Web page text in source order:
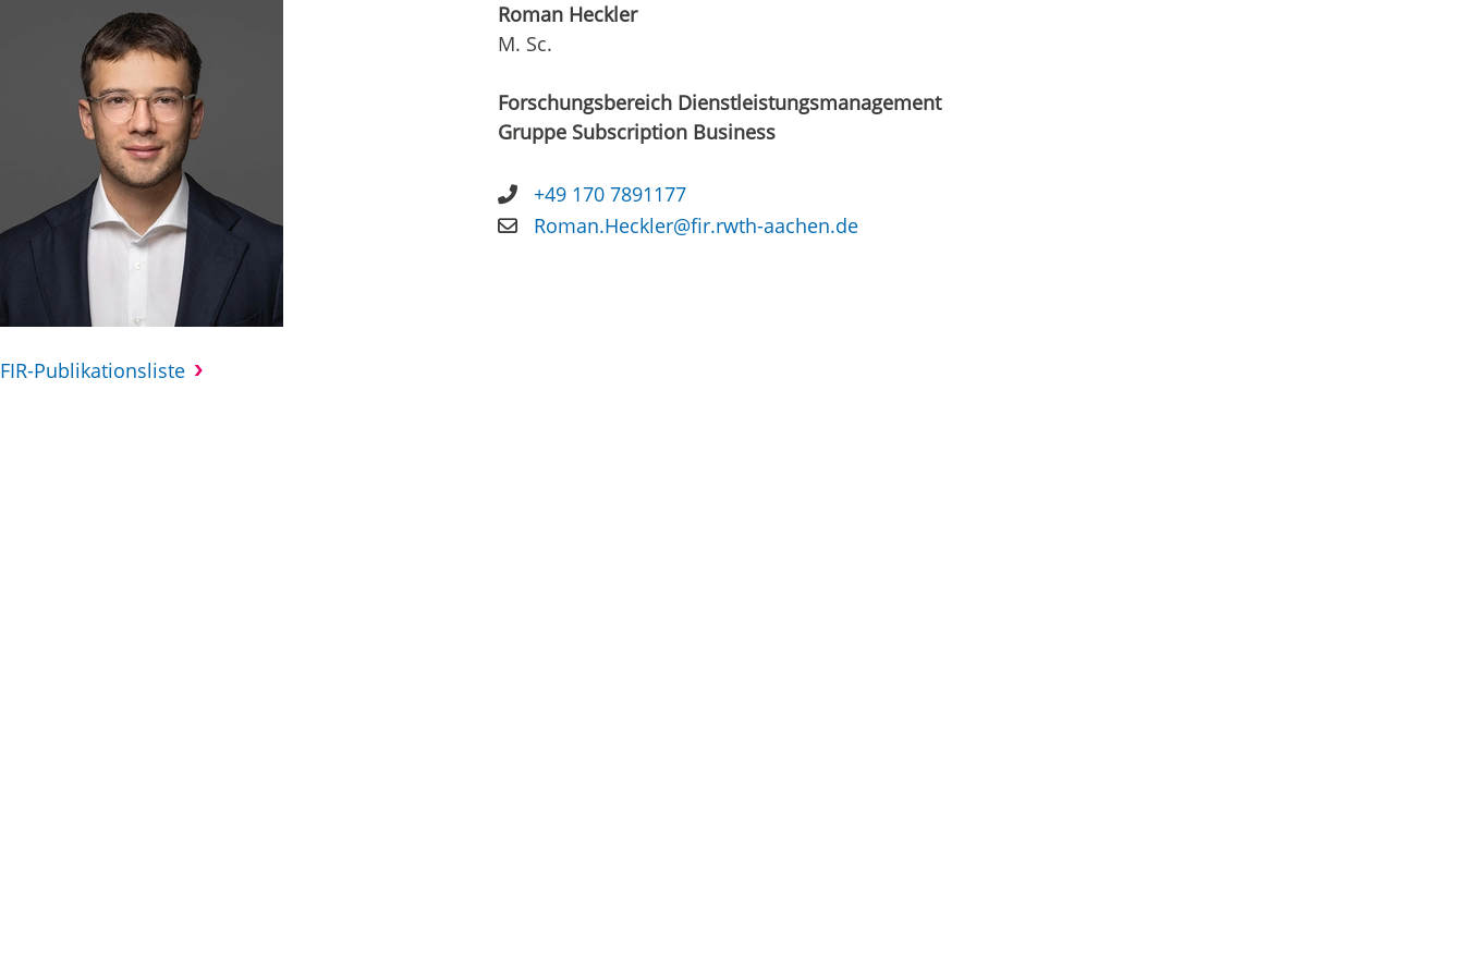
Roman Heckler
M. Sc.
Forschungsbereich Dienstleistungsmanagement
Gruppe Subscription Business
+49 170 7891177
Roman.Heckler@fir.rwth-aachen.de
FIR-Publikationsliste